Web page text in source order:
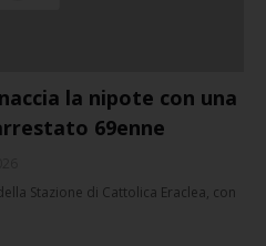
la nipote con una
69enne
Stazione di Cattolica Eraclea, con